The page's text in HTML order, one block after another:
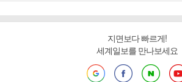
지면보다 빠르게!
세계일보를 만나보세요